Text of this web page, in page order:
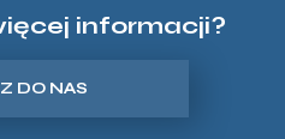
informacji?
DO NAS